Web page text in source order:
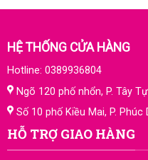
HỆ THỐNG CỬA HÀNG
Hotline: 0389936804
Ngõ 120 phố nhổn, P. Tây
Số 10 phố Kiều Mai, P. Phúc
HỖ TRỢ GIAO HÀNG